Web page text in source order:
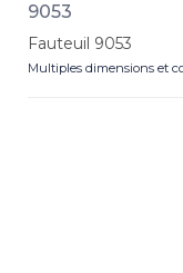
9053
Fauteuil 9053
Multiples dimensions et